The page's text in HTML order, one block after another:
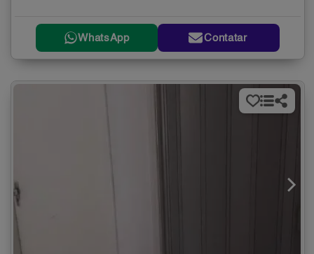
WhatsApp Contatar